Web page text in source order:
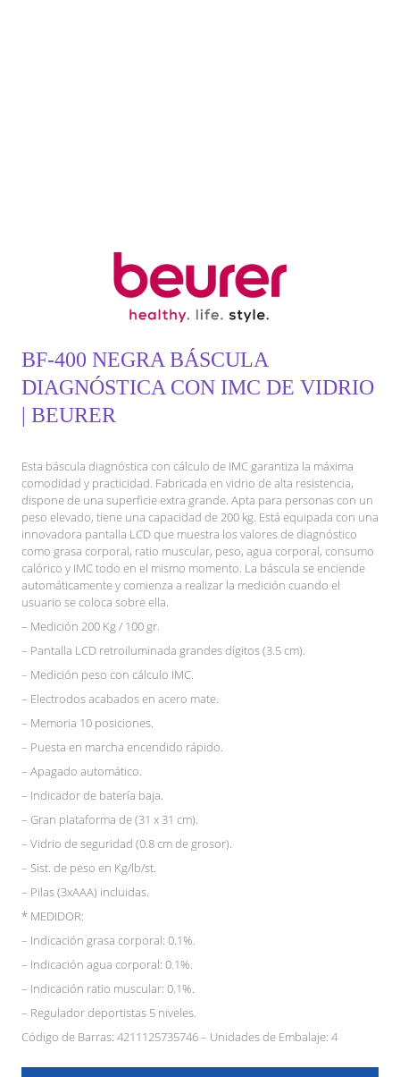
BF-400 NEGRA BÁSCULA
DIAGNÓSTICA CON IMC DE VIDRIO
| BEURER
Esta báscula diagnóstica con cálculo de IMC garantiza la máxima
comodidad y practicidad. Fabricada en vidrio de alta resistencia,
dispone de una superficie extra grande. Apta para personas con un
peso elevado, tiene una capacidad de 200 kg. Está equipada con una
innovadora pantalla LCD que muestra los valores de diagnóstico
como grasa corporal, ratio muscular, peso, agua corporal, consumo
calórico y IMC todo en el mismo momento. La báscula se enciende
automáticamente y comienza a realizar la medición cuando el
usuario se coloca sobre ella.
– Medición 200 Kg / 100 gr.
– Pantalla LCD retroiluminada grandes dígitos (3.5 cm).
– Medición peso con cálculo IMC.
– Electrodos acabados en acero mate.
– Memoria 10 posiciones.
– Puesta en marcha encendido rápido.
– Apagado automático.
– Indicador de batería baja.
– Gran plataforma de (31 x 31 cm).
– Vidrio de seguridad (0.8 cm de grosor).
– Sist. de peso en Kg/lb/st.
– Pilas (3xAAA) incluidas.
* MEDIDOR:
– Indicación grasa corporal: 0.1%.
– Indicación agua corporal: 0.1%.
– Indicación ratio muscular: 0.1%.
– Regulador deportistas 5 niveles.
Código de Barras: 4211125735746 – Unidades de Embalaje: 4